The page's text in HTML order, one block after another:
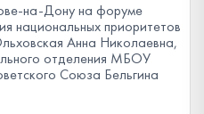
на-Дону на форуме
национальных приоритетов
Анна Николаевна,
отделения МБОУ
Союза Бельгина